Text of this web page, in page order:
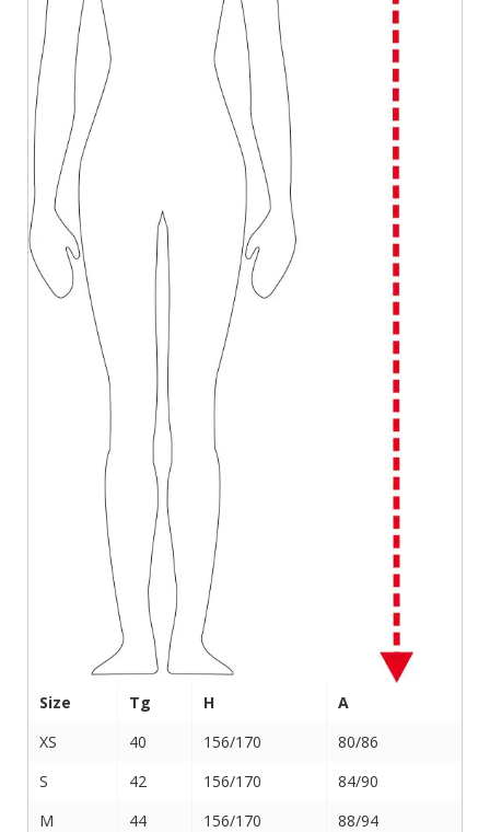
Size Tg H
A
XS
40 156/170
80/86
S
42 156/170
84/90
M
44 156/170
88/94